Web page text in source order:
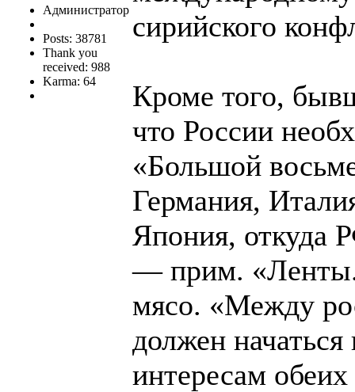
Администратор
Posts: 38781
Thank you
received: 988
Karma: 64
сирийского
Кроме того,
что России
«Большой
Германия,
Япония, откуда
— прим.
мясо. «Между
должен
интересам